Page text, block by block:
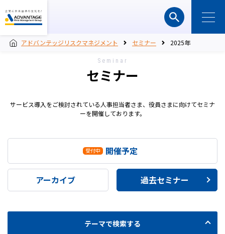
アドバンテッジリスクマネジメント セミナー 2025年
Seminar
セミナー
サービス導入をご検討されている人事担当者さま、役員さまに向けてセミナ
ーを開催しております。
開催予定
アーカイブ 過去セミナー
テーマで検索する